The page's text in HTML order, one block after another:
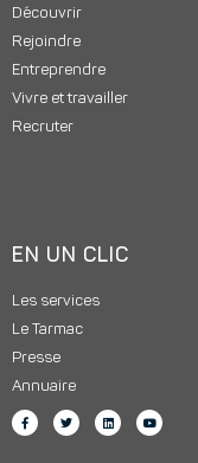
Découvrir
Rejoindre
Entreprendre
Vivre et travailler
Recruter
EN UN CLIC
Les services
Le Tarmac
Presse
Annuaire